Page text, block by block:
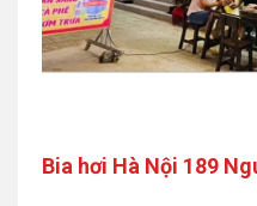
Bia hơi Hà Nội 189